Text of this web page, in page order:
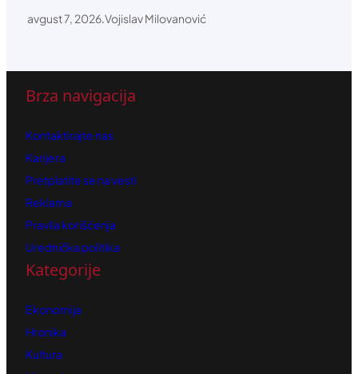
avgust 7, 2026.Vojislav Milovanović
Brza navigacija
Kontaktirajte nas
Karijera
Pretplatite se na vesti
Reklama
Pravila korišćenja
Urednička politika
Kategorije
Ekonomija
Hronika
Kultura